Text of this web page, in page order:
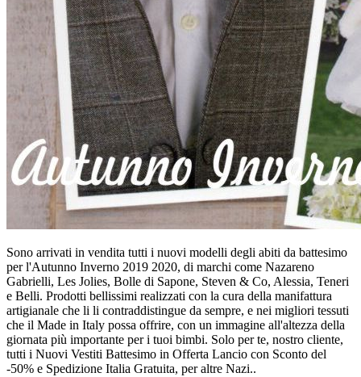
Sono arrivati in vendita tutti i nuovi modelli degli abiti da battesimo
per l'Autunno Inverno 2019 2020, di marchi come Nazareno
Gabrielli, Les Jolies, Bolle di Sapone, Steven & Co, Alessia, Teneri
e Belli. Prodotti bellissimi realizzati con la cura della manifattura
artigianale che li li contraddistingue da sempre, e nei migliori tessuti
che il Made in Italy possa offrire, con un immagine all'altezza della
giornata più importante per i tuoi bimbi. Solo per te, nostro cliente,
tutti i Nuovi Vestiti Battesimo in Offerta Lancio con Sconto del
-50% e Spedizione Italia Gratuita, per altre Nazi..